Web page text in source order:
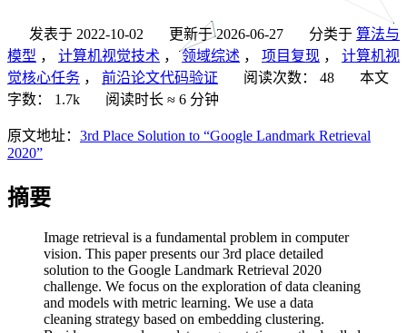
发表于 2022-10-02 更新于 2026-06-27 分类于 算法与
模型 ， 计算机视觉技术 ，领域综述 ， 项目复现 ， 计算机视
觉核心任务 ， 前沿论文代码验证 阅读次数： 48
本文
字数：
1.7k 阅读时长 ≈ 6 分钟
原文地址： 3rd Place Solution to “Google Landmark Retrieval
2020”
摘要
Image retrieval is a fundamental problem in computer
vision. This paper presents our 3rd place detailed
solution to the Google Landmark Retrieval 2020
challenge. We focus on the exploration of data cleaning
and models with metric learning. We use a data
cleaning strategy based on embedding clustering.